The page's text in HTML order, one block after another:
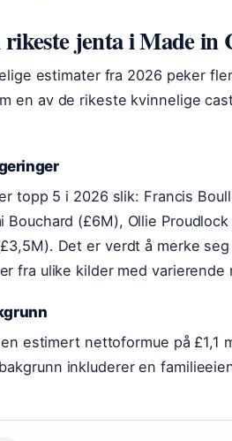
jenta i Made in
estimater fra 2026 peker
en av de rikeste kvinnelige
topp 5 i 2026 slik: Francis
Bouchard (£6M), Ollie
Det er verdt å merke
fra ulike kilder med varierende
estimert nettoformue på £1,1
inkluderer en